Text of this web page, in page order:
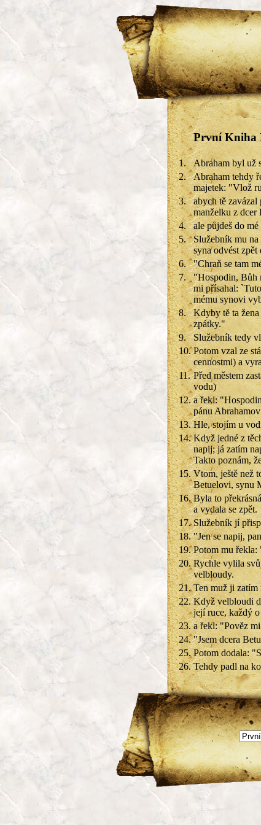
První Kniha
1.
Abraham byl už
2.
Abraham tehdy
majetek: "Vlož
3.
abych tě
manželku z
4.
ale půjdeš do
5.
Služebník mu na
syna odvést
6.
"Chraň se tam
7.
"Hospodin, Bůh
mi přísahal:
mému synovi
8.
Kdyby tě ta žena
zpátky."
9.
Služebník tedy
10. Potom vzal ze
cennostmi) a
11. Před městem
vodu)
12. a řekl:
pánu
13. Hle, stojím u
14. Když jedné z
napij; já zatím
Takto poznám,
15. Vtom, ještě než
Betuelovi, synu
16. Byla to
a vydala se zpět.
17. Služebník jí
18. "Jen se napij,
19. Potom mu řekla:
20. Rychle vylila
velbloudy.
21. Ten muž ji zatím
22. Když velbloudi
její ruce, každý o
23. a řekl: "Pověz
24. "Jsem dcera
25. Potom dodala:
26. Tehdy padl na